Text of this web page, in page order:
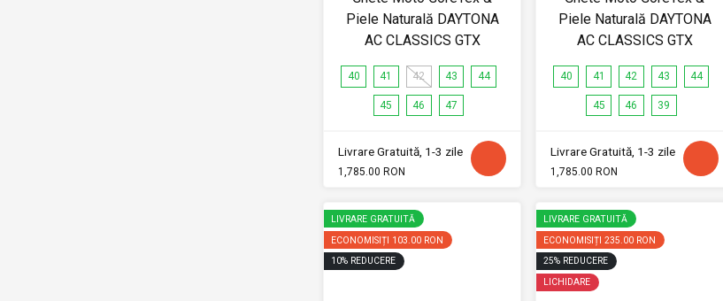
Piele Naturală DAYTONA
AC CLASSICS GTX
40 41 42 43 44
45 46 47
Livrare Gratuită, 1-3 zile
1,785.00 RON
Piele Naturală DAYTONA
AC CLASSICS GTX
40 41 42 43 44
45 46 39
Livrare Gratuită, 1-3 zile
1,785.00 RON
LIVRARE GRATUITĂ
ECONOMISIȚI 103.00 RON
10% REDUCERE
LIVRARE GRATUITĂ
ECONOMISIȚI 235.00 RON
25% REDUCERE
LICHIDARE